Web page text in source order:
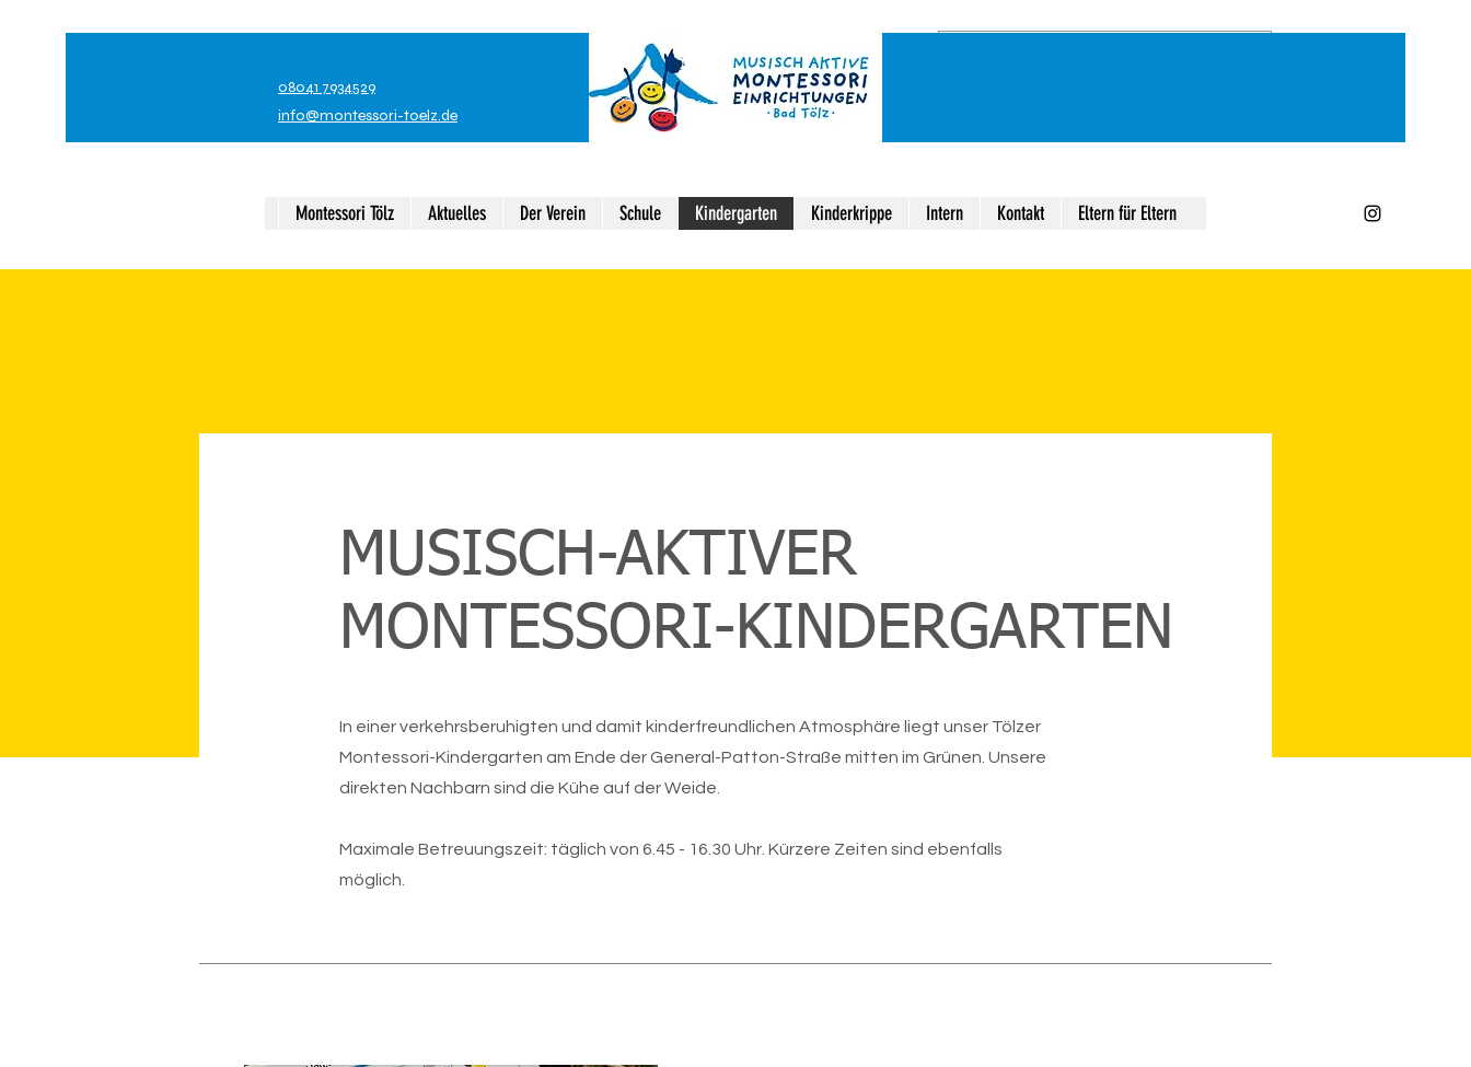
08041 7934529
info@montessori-toelz.de
Montessori Tölz Aktuelles Der Verein Schule Kindergarten Kinderkrippe Intern Kontakt Eltern für Eltern
MUSISCH-AKTIVER
MONTESSORI-KINDERGARTEN
In einer verkehrsberuhigten und damit kinderfreundlichen Atmosphäre liegt unser Tölzer
Montessori-Kindergarten am Ende der General-Patton-Straße mitten im Grünen. Unsere
direkten Nachbarn sind die Kühe auf der Weide.
Maximale Betreuungszeit: täglich von 6.45 - 16.30 Uhr. Kürzere Zeiten sind ebenfalls
möglich.